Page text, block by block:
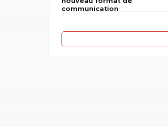
communication